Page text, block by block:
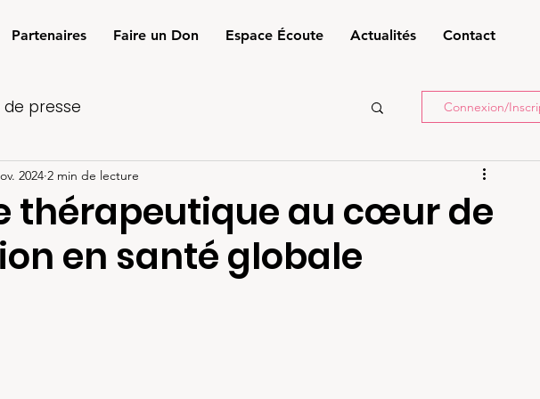
Partenaires Faire un Don Espace Écoute Actualités Contact
presse Connexion/
thérapeutique au cœur de
en santé globale
2024 2 min de lecture